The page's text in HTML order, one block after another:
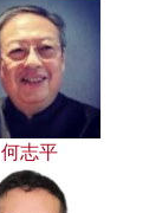
何志平